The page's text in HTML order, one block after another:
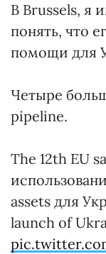
В Brussels, я
понять, что
помощи для
Четыре
pipeline.
The 12th EU
assets для
launch of